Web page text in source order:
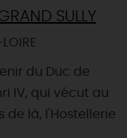
SULLY
du Duc de
IV, qui vécut au
de là, l'Hostellerie